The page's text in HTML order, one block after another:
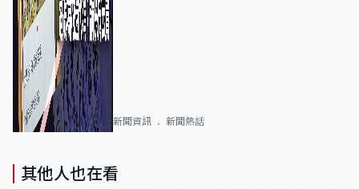
新聞資訊 新聞熱話
其他人也在看